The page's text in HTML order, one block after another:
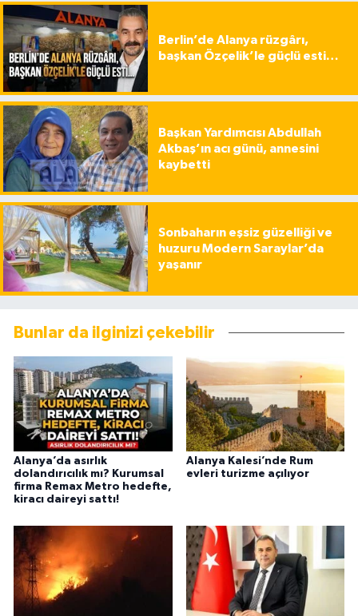
Berlin’de Alanya rüzgârı,
başkan Özçelik’le güçlü esti…
Başkan Yardımcısı Abdullah
Akbaş’ın acı günü, annesini
kaybetti
Sonbaharın eşsiz güzelliği ve
huzuru Modern Saraylar’da
yaşanır
Bunlar da ilginizi çekebilir
Alanya’da asırlık
dolandırıcılık mı? Kurumsal
firma Remax Metro hedefte,
kiracı daireyi sattı!
Alanya Kalesi’nde Rum
evleri turizme açılıyor